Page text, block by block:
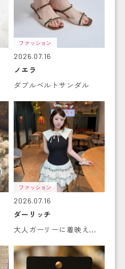
ファッション
2026.07.16
ノエラ
ダブルベルトサンダル
ファッション
2026.07.16
ダーリッチ
大人ガーリーに着映え...